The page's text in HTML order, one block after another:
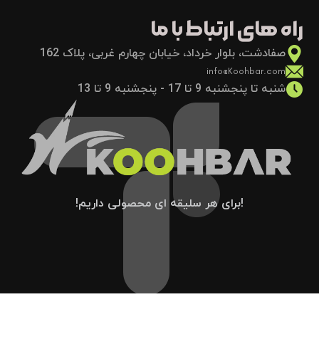
راه های ارتباط با ما
صفادشت، بلوار خرداد، خیابان چهارم غربی، پلاک 162
info@Koohbar.com
شنبه تا پنجشنبه 9 تا 17 - پنجشنبه 9 تا 13
!برای هر سلیقه ای محصولی داریم!